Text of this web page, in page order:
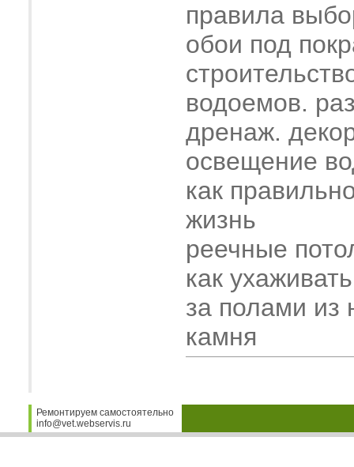
правила
обои под
водоемов.
дренаж.
освещение
как
жизнь
реечные
как
за полами из
камня
Ремонтируем самостоятельно
info@vet.webservis.ru